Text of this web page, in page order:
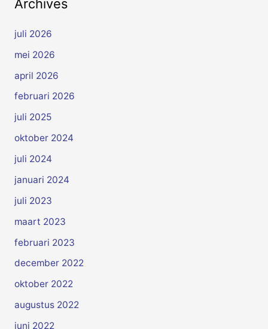
Archives
juli 2026
mei 2026
april 2026
februari 2026
juli 2025
oktober 2024
juli 2024
januari 2024
juli 2023
maart 2023
februari 2023
december 2022
oktober 2022
augustus 2022
juni 2022